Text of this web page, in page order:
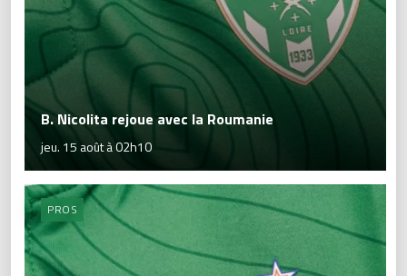
B. Nicolita rejoue avec la Roumanie
jeu. 15 août à 02h10
PROS